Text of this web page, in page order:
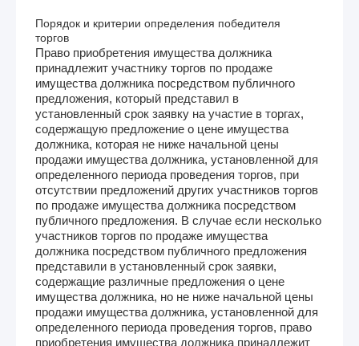
Порядок и критерии определения победителя
торгов
Право приобретения имущества должника
принадлежит участнику торгов по продаже
имущества должника посредством публичного
предложения, который представил в
установленный срок заявку на участие в торгах,
содержащую предложение о цене имущества
должника, которая не ниже начальной цены
продажи имущества должника, установленной для
определенного периода проведения торгов, при
отсутствии предложений других участников торгов
по продаже имущества должника посредством
публичного предложения. В случае если несколько
участников торгов по продаже имущества
должника посредством публичного предложения
представили в установленный срок заявки,
содержащие различные предложения о цене
имущества должника, но не ниже начальной цены
продажи имущества должника, установленной для
определенного периода проведения торгов, право
приобретения имущества должника принадлежит